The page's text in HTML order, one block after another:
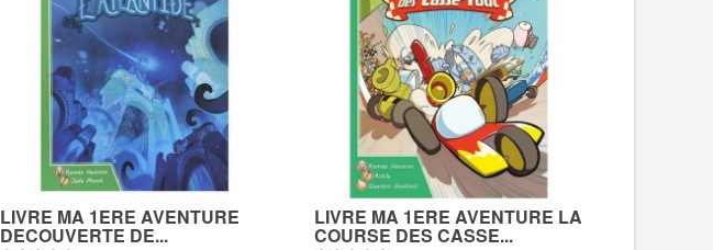
LIVRE MA 1ERE AVENTURE
DECOUVERTE DE...
LIVRE MA 1ERE AVENTURE LA
COURSE DES CASSE...